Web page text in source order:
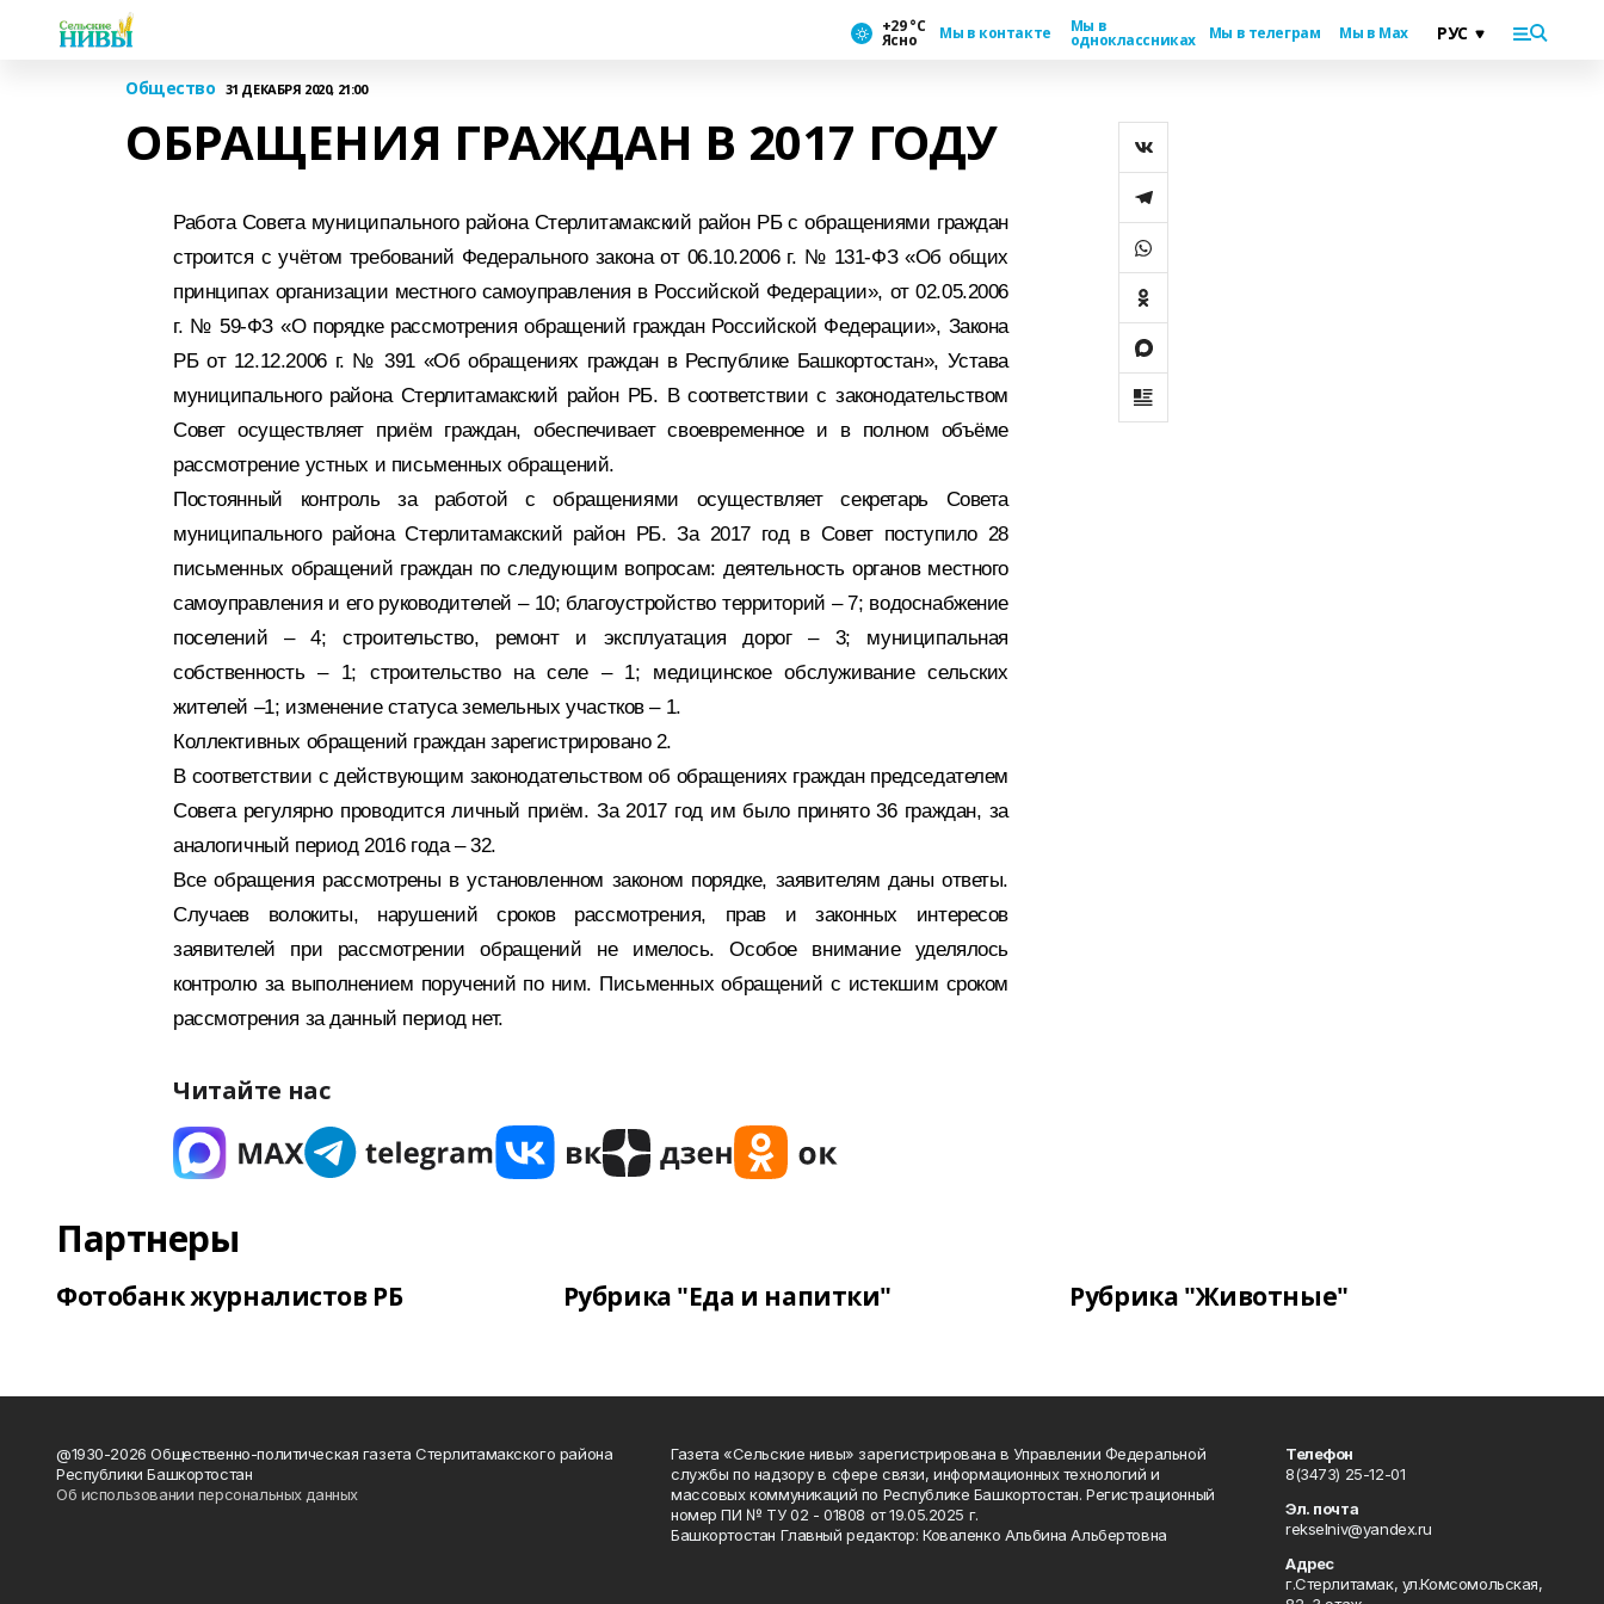
+29 °С
Ясно Мы в контакте Мы в
одноклассниках Мы в телеграм Мы в Max
Общество 31 ДЕКАБРЯ 2020, 21:00
ОБРАЩЕНИЯ ГРАЖДАН В 2017 ГОДУ
Работа Совета муниципального района Стерлитамакский район РБ с обращениями граждан
строится с учётом требований Федерального закона от 06.10.2006 г. № 131-ФЗ «Об общих
принципах организации местного самоуправления в Российской Федерации», от 02.05.2006
г. № 59-ФЗ «О порядке рассмотрения обращений граждан Российской Федерации», Закона
РБ от 12.12.2006 г. № 391 «Об обращениях граждан в Республике Башкортостан», Устава
муниципального района Стерлитамакский район РБ. В соответствии с законодательством
Совет осуществляет приём граждан, обеспечивает своевременное и в полном объёме
рассмотрение устных и письменных обращений.
Постоянный контроль за работой с обращениями осуществляет секретарь Совета
муниципального района Стерлитамакский район РБ. За 2017 год в Совет поступило 28
письменных обращений граждан по следующим вопросам: деятельность органов местного
самоуправления и его руководителей – 10; благоустройство территорий – 7; водоснабжение
поселений – 4; строительство, ремонт и эксплуатация дорог – 3; муниципальная
собственность – 1; строительство на селе – 1; медицинское обслуживание сельских
жителей –1; изменение статуса земельных участков – 1.
Коллективных обращений граждан зарегистрировано 2.
В соответствии с действующим законодательством об обращениях граждан председателем
Совета регулярно проводится личный приём. За 2017 год им было принято 36 граждан, за
аналогичный период 2016 года – 32.
Все обращения рассмотрены в установленном законом порядке, заявителям даны ответы.
Случаев волокиты, нарушений сроков рассмотрения, прав и законных интересов
заявителей при рассмотрении обращений не имелось. Особое внимание уделялось
контролю за выполнением поручений по ним. Письменных обращений с истекшим сроком
рассмотрения за данный период нет.
Читайте нас
Партнеры
Фотобанк журналистов РБ Рубрика "Еда и напитки" Рубрика "Животные"
@1930-2026 Общественно-политическая газета Стерлитамакского района
Республики Башкортостан
Об использовании персональных данных
Газета «Сельские нивы» зарегистрирована в Управлении Федеральной
службы по надзору в сфере связи, информационных технологий и
массовых коммуникаций по Республике Башкортостан. Регистрационный
номер ПИ № ТУ 02 - 01808 от 19.05.2025 г.
Башкортостан Главный редактор: Коваленко Альбина Альбертовна
Телефон
8(3473) 25-12-01
Эл. почта
rekselniv@yandex.ru
Адрес
г.Стерлитамак, ул.Комсомольская,